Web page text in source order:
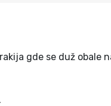
gde se duž obale